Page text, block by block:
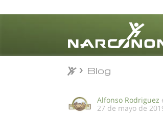
Blog
Alfonso Rodriguez
27 de mayo de
Blog